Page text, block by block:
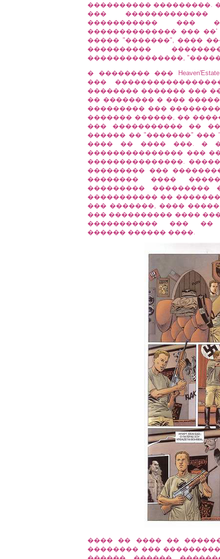
���������� ���������.
���
����������� ���
�������������� ���
����� "�������", ����
����������
���������������,
� �������� ���
���
�������� ������� ���
�� �������� � ���
��������� ���
������� ������, ��
��� ����������� ��
������ �� "�������" ���
���� �� ���� ���. �
��������������� ���
���������������.
��������� ���
�������� ����
��������� ���������
����������� ��
��� �������, ����
��� ���������� ����
����������� ��� ��
������ ������ ����.
���� �� ���� ��
�������� ���